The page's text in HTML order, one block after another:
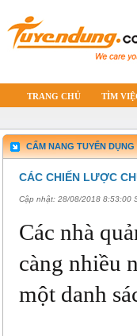
TRANG CHỦ TÌM
CẨM NANG TUYỂN DỤNG
CÁC CHIẾN LƯỢC
Cập nhật: 28/08/2018 8:53:00
Các nhà
càng nhiều
một danh